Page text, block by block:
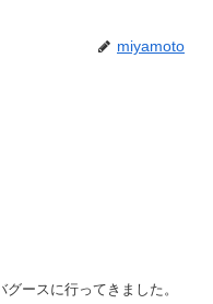
miyamoto
ースに行ってきました。